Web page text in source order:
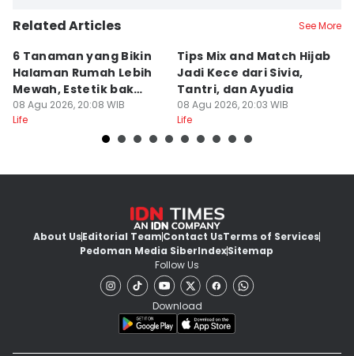
Related Articles See More
6 Tanaman yang Bikin
Halaman Rumah Lebih
Mewah, Estetik bak
Resor
08 Agu 2026, 20:08 WIB
Life
Tips Mix and Match Hijab
Jadi Kece dari Sivia,
Tantri, dan Ayudia
08 Agu 2026, 20:03 WIB
Life
About UsEditorial TeamContact UsTerms of Services
Pedoman Media SiberIndexSitemap
Follow Us
Download